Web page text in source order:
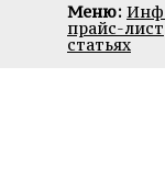
Меню:
прайс-лист
статьях